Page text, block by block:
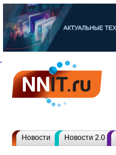
Новости Новости 2.0